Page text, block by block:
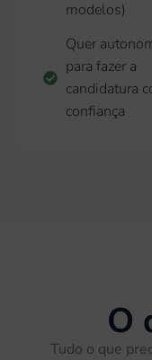
modelos)
Quer
para fazer a
candidatura
confiança
O
Tudo o que